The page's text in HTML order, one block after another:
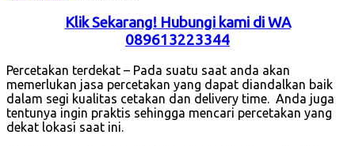
Klik Sekarang! Hubungi kami di WA
089613223344
Percetakan terdekat – Pada suatu saat anda akan
memerlukan jasa percetakan yang dapat diandalkan baik
dalam segi kualitas cetakan dan delivery time. Anda juga
tentunya ingin praktis sehingga mencari percetakan yang
dekat lokasi saat ini.